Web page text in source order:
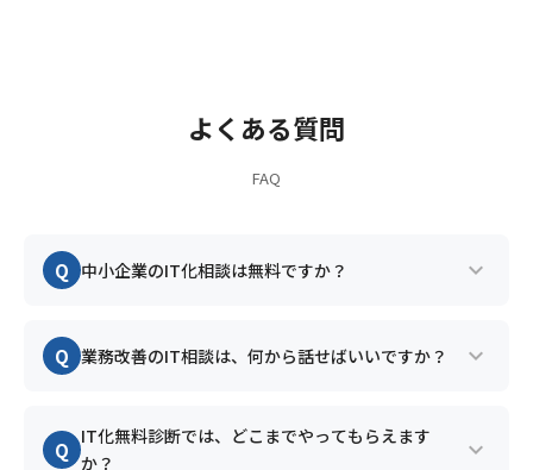
よくある質問
FAQ
Q 中小企業のIT化相談は無料ですか？ expand_more
A はい。IT化無料診断では、現状業務の棚卸し、IT
せん。
Q 業務改善のIT相談は、何から話せばいいですか？ expand_more
A
「エクセル管理が限界」「何からIT化すべきか分
からない」といった漠然としたお悩みで構いませ
Q
IT化無料診断では、どこまでやってもらえます
か？
expand_more